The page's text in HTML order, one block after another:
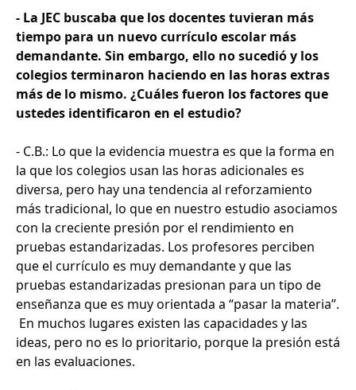
- La JEC buscaba que los docentes tuvieran más
tiempo para un nuevo currículo escolar más
demandante. Sin embargo, ello no sucedió y los
colegios terminaron haciendo en las horas extras
más de lo mismo. ¿Cuáles fueron los factores que
ustedes identificaron en el estudio?
- C.B.: Lo que la evidencia muestra es que la forma en
la que los colegios usan las horas adicionales es
diversa, pero hay una tendencia al reforzamiento
más tradicional, lo que en nuestro estudio asociamos
con la creciente presión por el rendimiento en
pruebas estandarizadas. Los profesores perciben
que el currículo es muy demandante y que las
pruebas estandarizadas presionan para un tipo de
enseñanza que es muy orientada a “pasar la materia”.
En muchos lugares existen las capacidades y las
ideas, pero no es lo prioritario, porque la presión está
en las evaluaciones.